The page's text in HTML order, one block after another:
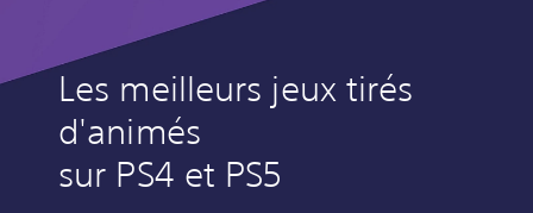
Les meilleurs jeux tirés
d'animés
sur PS4 et PS5